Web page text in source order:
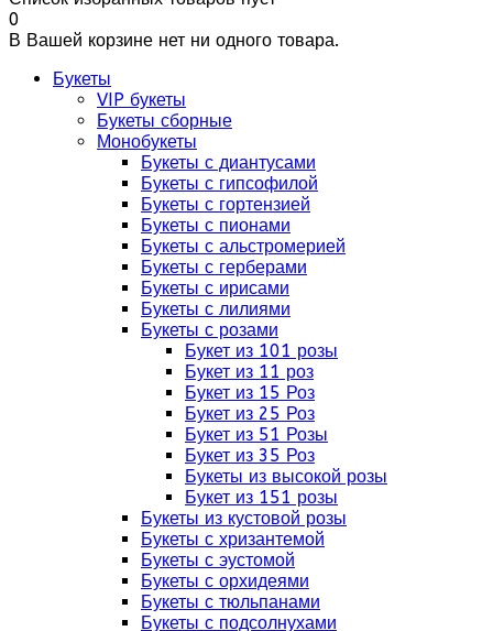
0
В Вашей корзине нет ни одного товара.
Букеты
VIP букеты
Букеты сборные
Монобукеты
Букеты с диантусами
Букеты с гипсофилой
Букеты с гортензией
Букеты с пионами
Букеты с альстромерией
Букеты с герберами
Букеты с ирисами
Букеты с лилиями
Букеты с розами
Букет из 101 розы
Букет из 11 роз
Букет из 15 Роз
Букет из 25 Роз
Букет из 51 Розы
Букет из 35 Роз
Букеты из высокой розы
Букет из 151 розы
Букеты из кустовой розы
Букеты с хризантемой
Букеты с эустомой
Букеты с орхидеями
Букеты с тюльпанами
Букеты с подсолнухами